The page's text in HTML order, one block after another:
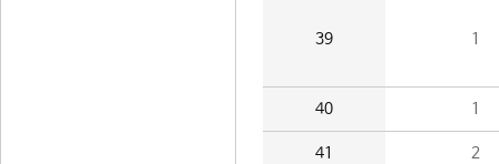
39 1
40 1
41 2